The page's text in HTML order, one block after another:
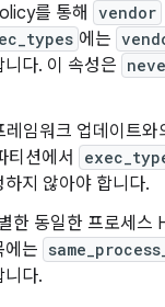
를 통해
vendor
에는
다. 이 속성은
임워크 업데이트와
티션에서
지 않아야 합니다.
한 동일한 프로세스
에는
니다.